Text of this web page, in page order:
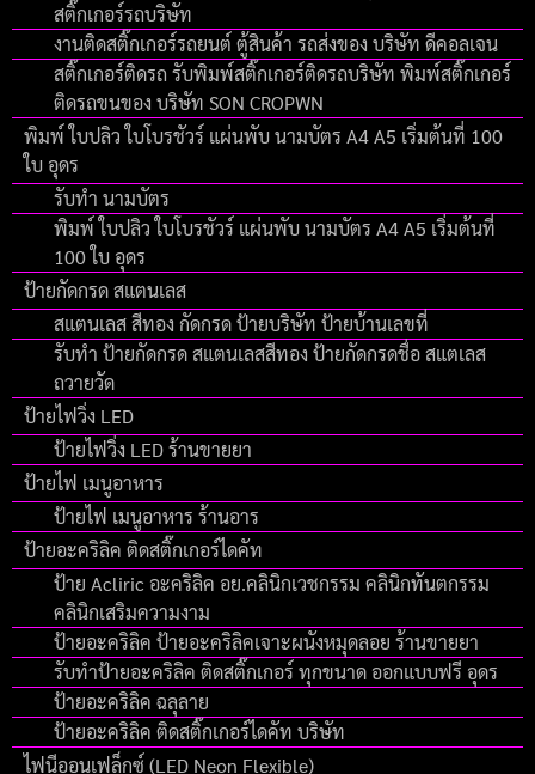
สติ๊กเกอร์รถบริษัท
งานติดสติ๊กเกอร์รถยนต์ ตู้สินค้า รถส่งของ บริษัท ดีคอลเจน
สติ๊กเกอร์ติดรถ รับพิมพ์สติ๊กเกอร์ติดรถบริษัท พิมพ์สติ๊กเกอร์
ติดรถขนของ บริษัท SON CROPWN
พิมพ์ ใบปลิว ใบโบรชัวร์ แผ่นพับ นามบัตร A4 A5 เริ่มต้นที่ 100
ใบ อุดร
รับทำ นามบัตร
พิมพ์ ใบปลิว ใบโบรชัวร์ แผ่นพับ นามบัตร A4 A5 เริ่มต้นที่
100 ใบ อุดร
ป้ายกัดกรด สแตนเลส
สแตนเลส สีทอง กัดกรด ป้ายบริษัท ป้ายบ้านเลขที่
รับทำ ป้ายกัดกรด สแตนเลสสีทอง ป้ายกัดกรดชื่อ สแตเลส
ถวายวัด
ป้ายไฟวิ่ง LED
ป้ายไฟวิ่ง LED ร้านขายยา
ป้ายไฟ เมนูอาหาร
ป้ายไฟ เมนูอาหาร ร้านอาร
ป้ายอะคริลิค ติดสติ๊กเกอร์ไดคัท
ป้าย Acliric อะคริลิค อย.คลินิกเวชกรรม คลินิกทันตกรรม
คลินิกเสริมความงาม
ป้ายอะคริลิค ป้ายอะคริลิคเจาะผนังหมุดลอย ร้านขายยา
รับทำป้ายอะคริลิค ติดสติ๊กเกอร์ ทุกขนาด ออกแบบฟรี อุดร
ป้ายอะคริลิค ฉลุลาย
ป้ายอะคริลิค ติดสติ๊กเกอร์ไดคัท บริษัท
ไฟนีออนเฟล็กซ์ (LED Neon Flexible)